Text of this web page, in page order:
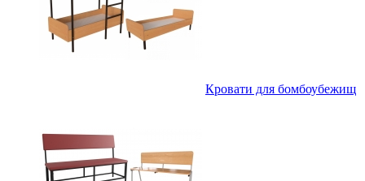
Кровати для бомбоубежищ